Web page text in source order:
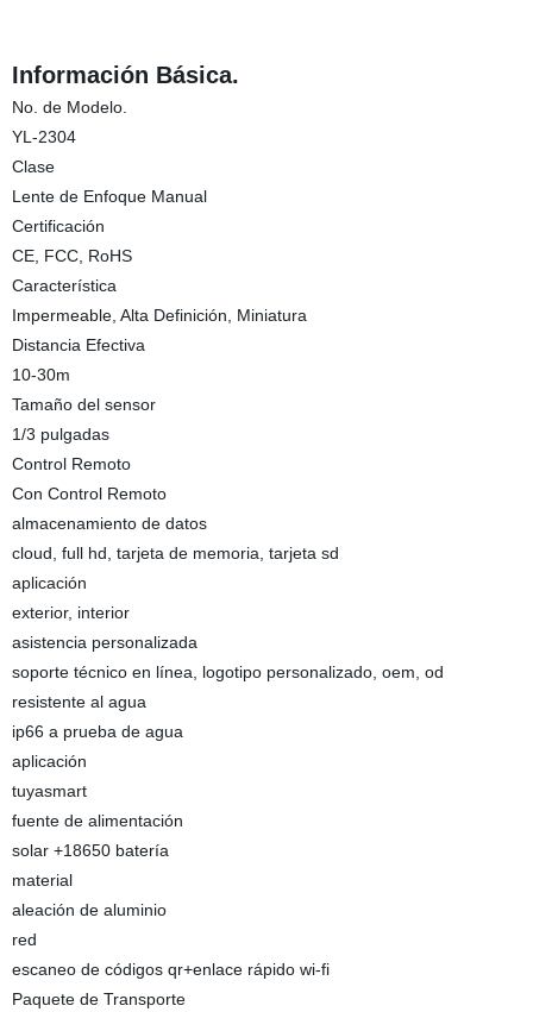
Información Básica.
No. de Modelo.
YL-2304
Clase
Lente de Enfoque Manual
Certificación
CE, FCC, RoHS
Característica
Impermeable, Alta Definición, Miniatura
Distancia Efectiva
10-30m
Tamaño del sensor
1/3 pulgadas
Control Remoto
Con Control Remoto
almacenamiento de datos
cloud, full hd, tarjeta de memoria, tarjeta sd
aplicación
exterior, interior
asistencia personalizada
soporte técnico en línea, logotipo personalizado, oem, od
resistente al agua
ip66 a prueba de agua
aplicación
tuyasmart
fuente de alimentación
solar +18650 batería
material
aleación de aluminio
red
escaneo de códigos qr+enlace rápido wi-fi
Paquete de Transporte